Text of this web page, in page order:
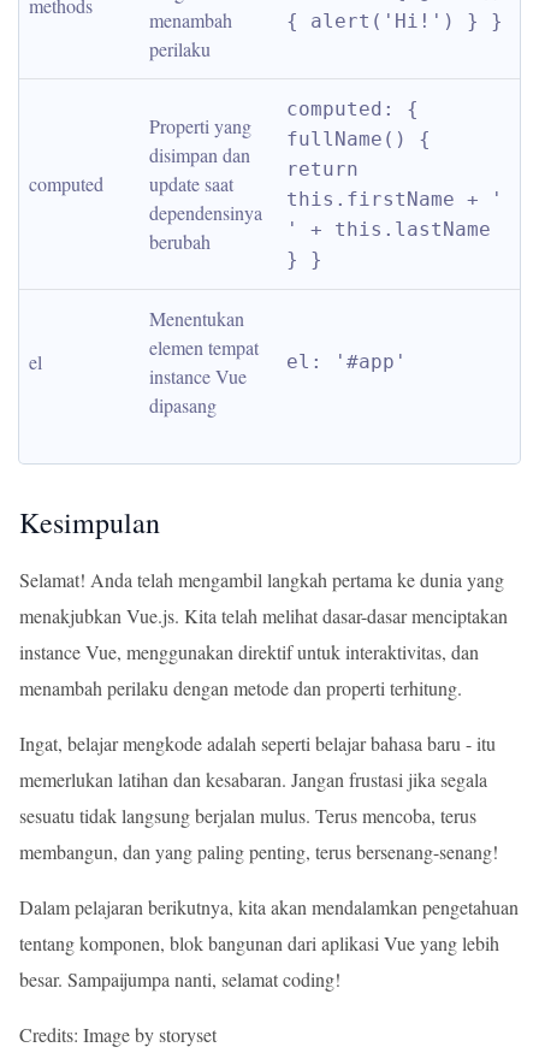
methods
menambah
perilaku
{ alert('Hi!') } }
computed
Properti yang
disimpan dan
update saat
dependensinya
berubah
computed: {
fullName() {
return
this.firstName + '
' + this.lastName
} }
el
Menentukan
elemen tempat
instance Vue
dipasang
el: '#app'
Kesimpulan
Selamat! Anda telah mengambil langkah pertama ke dunia yang
menakjubkan Vue.js. Kita telah melihat dasar-dasar menciptakan
instance Vue, menggunakan direktif untuk interaktivitas, dan
menambah perilaku dengan metode dan properti terhitung.
Ingat, belajar mengkode adalah seperti belajar bahasa baru - itu
memerlukan latihan dan kesabaran. Jangan frustasi jika segala
sesuatu tidak langsung berjalan mulus. Terus mencoba, terus
membangun, dan yang paling penting, terus bersenang-senang!
Dalam pelajaran berikutnya, kita akan mendalamkan pengetahuan
tentang komponen, blok bangunan dari aplikasi Vue yang lebih
besar. Sampaijumpa nanti, selamat coding!
Credits: Image by storyset